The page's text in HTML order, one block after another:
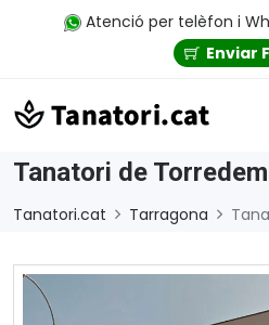
Atenció per telèfon i
Enviar
Tanatori de
Tanatori.cat Tarragona